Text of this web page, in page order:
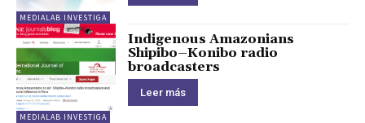
MEDIALAB INVESTIGA
MEDIALAB INVESTIGA
Indigenous Amazonians
Shipibo–Konibo radio
broadcasters
Leer más